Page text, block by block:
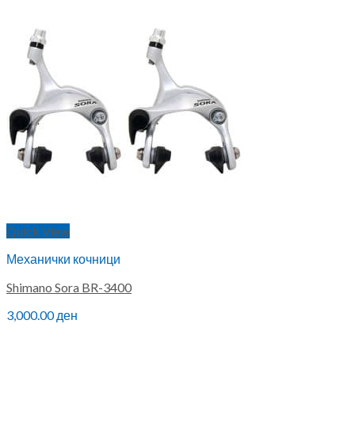
Quick View
Механички кочници
Shimano Sora BR-3400
3,000.00ден